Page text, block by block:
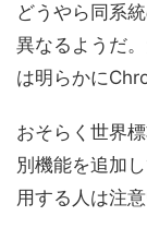
どうやら同系
異なるようだ
は明らかに
おそらく世界
別機能を追加
用する人は注